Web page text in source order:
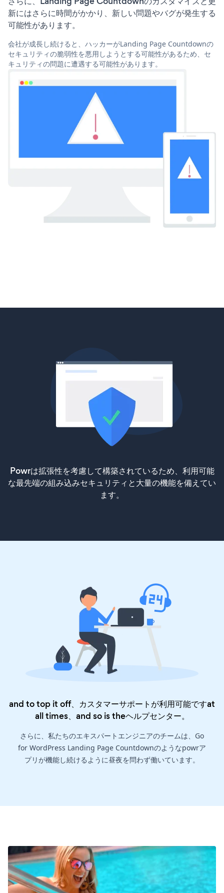
新にはさらに時間がかかり、新しい問題やバグが発生する
可能性があります。
会社が成長し続けると、ハッカーがLanding Page Countdownの
セキュリティの脆弱性を悪用しようとする可能性があるため、セ
キュリティの問題に遭遇する可能性があります。
Powrは拡張性を考慮して構築されているため、利用可能
な最先端の組み込みセキュリティと大量の機能を備えてい
ます。
and to top it off、カスタマーサポートが利用可能ですat
all times、and so is theヘルプセンター。
さらに、私たちのエキスパートエンジニアのチームは、Go
for WordPress Landing Page Countdownのようなpowrア
プリが機能し続けるように昼夜を問わず働いています。